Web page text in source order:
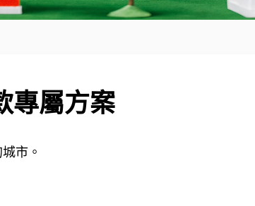
專屬方案
市。